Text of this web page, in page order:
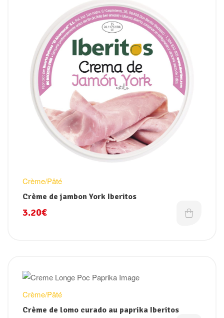
Crème/Pâté
Crème de jambon York Iberitos
3.20€
Crème/Pâté
Crème de lomo curado au paprika Iberitos